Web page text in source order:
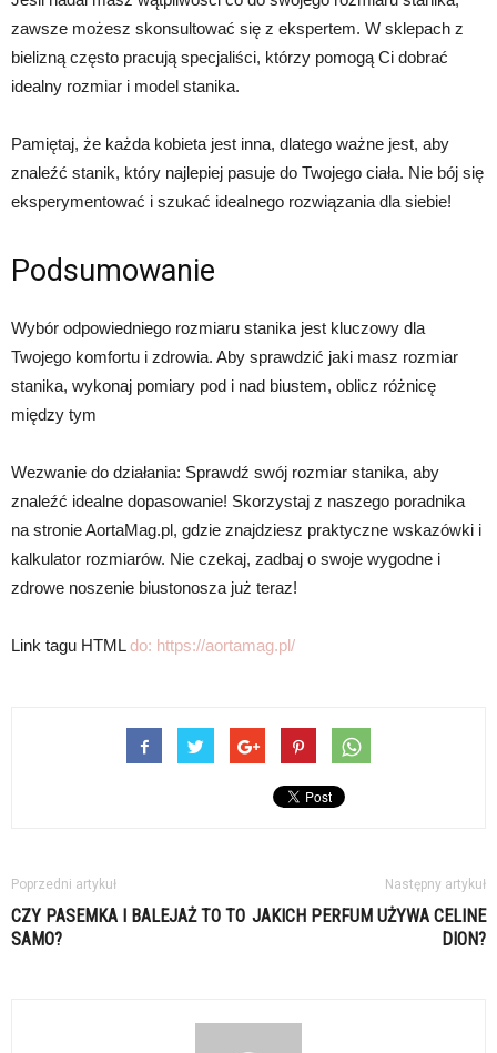
zawsze możesz skonsultować się z ekspertem. W sklepach z
bielizną często pracują specjaliści, którzy pomogą Ci dobrać
idealny rozmiar i model stanika.
Pamiętaj, że każda kobieta jest inna, dlatego ważne jest, aby
znaleźć stanik, który najlepiej pasuje do Twojego ciała. Nie bój się
eksperymentować i szukać idealnego rozwiązania dla siebie!
Podsumowanie
Wybór odpowiedniego rozmiaru stanika jest kluczowy dla
Twojego komfortu i zdrowia. Aby sprawdzić jaki masz rozmiar
stanika, wykonaj pomiary pod i nad biustem, oblicz różnicę
między tym
Wezwanie do działania: Sprawdź swój rozmiar stanika, aby
znaleźć idealne dopasowanie! Skorzystaj z naszego poradnika
na stronie AortaMag.pl, gdzie znajdziesz praktyczne wskazówki i
kalkulator rozmiarów. Nie czekaj, zadbaj o swoje wygodne i
zdrowe noszenie biustonosza już teraz!
Link tagu HTMLdo: https://aortamag.pl/
Poprzedni artykuł
CZY PASEMKA I BALEJAŻ TO TO
SAMO?
Następny artykuł
JAKICH PERFUM UŻYWA CELINE
DION?